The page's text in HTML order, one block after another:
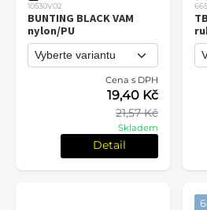
10530V02
BUNTING BLACK VAM
nylon/PU
Cena s DPH
21,57 Kč
19,40 Kč
Skladem
Detail